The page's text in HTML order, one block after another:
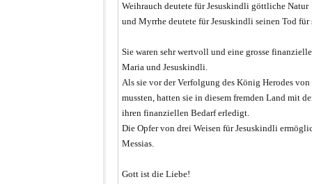
Weihrauch deutete für Jesuskindli göttliche Natur
und Myrrhe deutete für Jesuskindli seinen Tod für
Sie waren sehr wertvoll und eine grosse
Maria und Jesuskindli.
Als sie vor der Verfolgung des König Herodes
mussten, hatten sie in diesem fremden Land mit
ihren finanziellen Bedarf erledigt.
Die Opfer von drei Weisen für Jesuskindli
Messias.
Gott ist die Liebe!